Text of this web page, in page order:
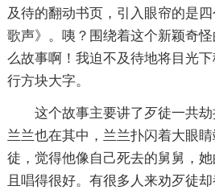
及待的翻动书页，引入眼帘的是
歌声》。咦？围绕着这个新颖奇
么故事啊！我迫不及待地将目光
行方块大字。
这个故事主要讲了歹徒一共
兰兰也在其中，兰兰扑闪着大眼
徒，觉得他像自己死去的舅舅，
且唱得很好。有很多人来劝歹徒